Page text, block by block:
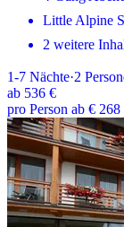
Little Alpine
2 weitere
1-7 Nächte·2
ab 536 €
pro Person ab € 268